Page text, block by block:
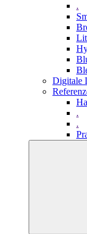
.
Digitale
.
.